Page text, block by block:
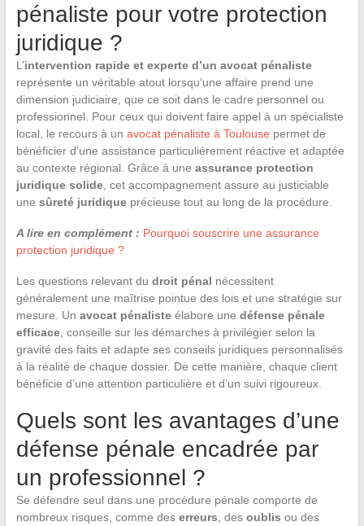
pénaliste pour votre protection
juridique ?
L’intervention rapide et experte d’un avocat pénaliste
représente un véritable atout lorsqu’une affaire prend une
dimension judiciaire, que ce soit dans le cadre personnel ou
professionnel. Pour ceux qui doivent faire appel à un spécialiste
local, le recours à un avocat pénaliste à Toulouse permet de
bénéficier d’une assistance particulièrement réactive et adaptée
au contexte régional. Grâce à une assurance protection
juridique solide, cet accompagnement assure au justiciable
une sûreté juridiqueprécieuse tout au long de la procédure.
A lire en complément : Pourquoi souscrire une assurance
protection juridique ?
Les questions relevant du droit pénal nécessitent
généralement une maîtrise pointue des lois et une stratégie sur
mesure. Un avocat pénalisteélabore une défense pénale
efficace, conseille sur les démarches à privilégier selon la
gravité des faits et adapte ses conseils juridiques personnalisés
à la réalité de chaque dossier. De cette manière, chaque client
bénéficie d’une attention particulière et d’un suivi rigoureux.
Quels sont les avantages d’une
défense pénale encadrée par
un professionnel ?
Se défendre seul dans une procédure pénale comporte de
nombreux risques, comme des erreurs , des oublis ou des